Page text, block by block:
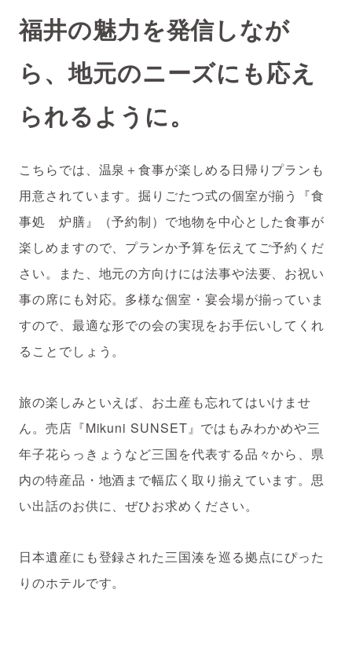
福井の魅力を発信しなが
ら、地元のニーズにも応え
られるように。
こちらでは、温泉＋食事が楽しめる日帰りプランも
用意されています。掘りごたつ式の個室が揃う『食
事処 炉膳』（予約制）で地物を中心とした食事が
楽しめますので、プランか予算を伝えてご予約くだ
さい。また、地元の方向けには法事や法要、お祝い
事の席にも対応。多様な個室・宴会場が揃っていま
すので、最適な形での会の実現をお手伝いしてくれ
ることでしょう。
旅の楽しみといえば、お土産も忘れてはいけませ
ん。売店『Mikuni SUNSET』ではもみわかめや三
年子花らっきょうなど三国を代表する品々から、県
内の特産品・地酒まで幅広く取り揃えています。思
い出話のお供に、ぜひお求めください。
日本遺産にも登録された三国湊を巡る拠点にぴった
りのホテルです。